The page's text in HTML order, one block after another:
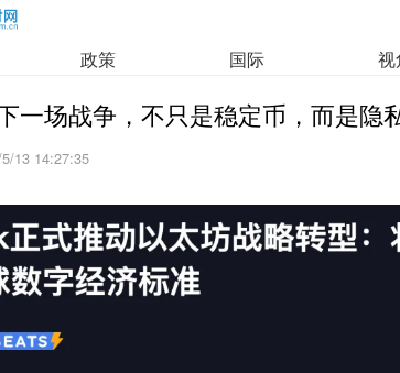
政策 国际 视
一场战争，不只是稳定币，而是隐
13 14:27:35